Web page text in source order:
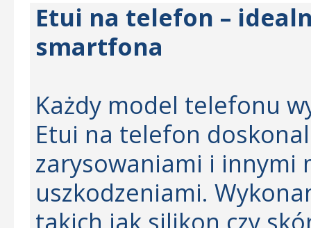
Etui na telefon –
smartfona
Każdy model telefonu
Etui na telefon
zarysowaniami i innymi
uszkodzeniami.